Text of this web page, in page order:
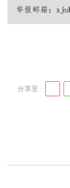
分享至 :